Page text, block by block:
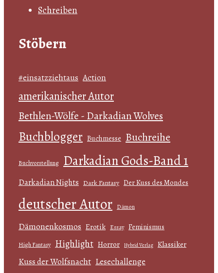
Schreiben
Stöbern
#einsatzziehtaus Action
amerikanischer Autor
Bethlen-Wölfe - Darkadian Wolves
Buchblogger Buchmesse Buchreihe
Buchvorstellung Darkadian Gods-Band 1
Darkadian Nights Dark Fantasy Der Kuss des Mondes
deutscher Autor Dämon
Dämonenkosmos Erotik Essay Feminismus
High Fantasy Highlight Horror Hybrid Verlag Klassiker
Kuss der Wolfsnacht Lesechallenge